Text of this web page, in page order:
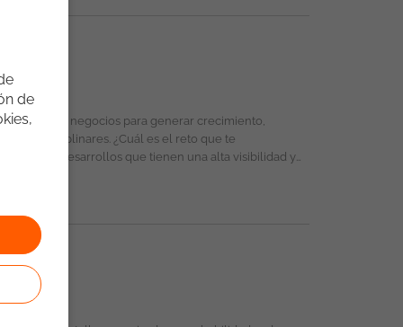
de Información en herramientas de Gestión de
igualdad de oportunidades en su selección,
orientación sexual, identidad o expresión de género,
de Información en herramientas de Gestión de
igualdad de oportunidades en su selección,
de